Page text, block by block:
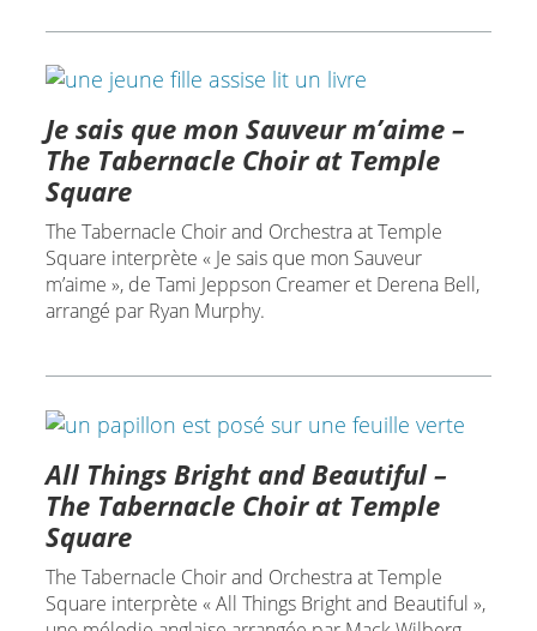
Je sais que mon Sauveur m’aime –
The Tabernacle Choir at Temple
Square
The Tabernacle Choir and Orchestra at Temple
Square interprète « Je sais que mon Sauveur
m’aime », de Tami Jeppson Creamer et Derena Bell,
arrangé par Ryan Murphy.
All Things Bright and Beautiful –
The Tabernacle Choir at Temple
Square
The Tabernacle Choir and Orchestra at Temple
Square interprète « All Things Bright and Beautiful »,